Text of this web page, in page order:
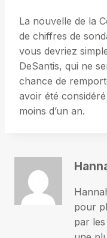
La nouvelle de la
de chiffres de
vous devriez
DeSantis, qui ne
chance de
avoir été
moins d’un an.
pour
par